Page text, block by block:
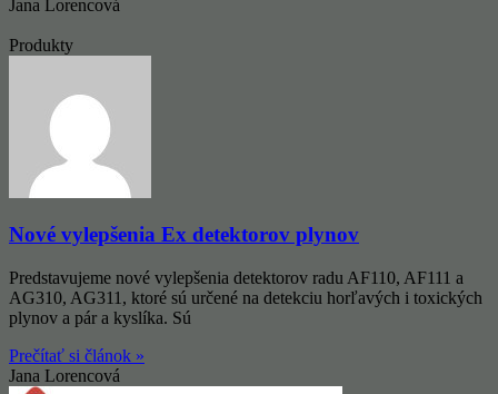
Jana Lorencová
Produkty
Nové vylepšenia Ex detektorov plynov
Predstavujeme nové vylepšenia detektorov radu AF110, AF111 a
AG310, AG311, ktoré sú určené na detekciu horľavých i toxických
plynov a pár a kyslíka. Sú
Prečítať si článok »
Jana Lorencová